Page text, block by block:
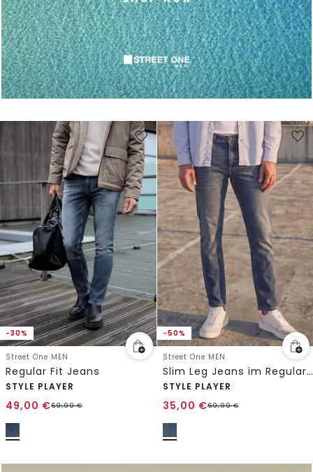
-30%
Street One MEN
Regular Fit Jeans
STYLE PLAYER
49,00 €69,99€
-50%
Street One MEN
Slim Leg Jeans im Regular Fit
STYLE PLAYER
35,00 €69,99€